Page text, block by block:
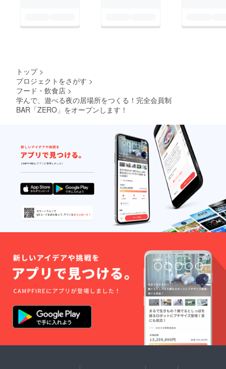
トップ >
プロジェクトをさがす >
フード・飲食店 >
学んで、遊べる夜の居場所をつくる！完全会員制
BAR「ZERO」をオープンします！